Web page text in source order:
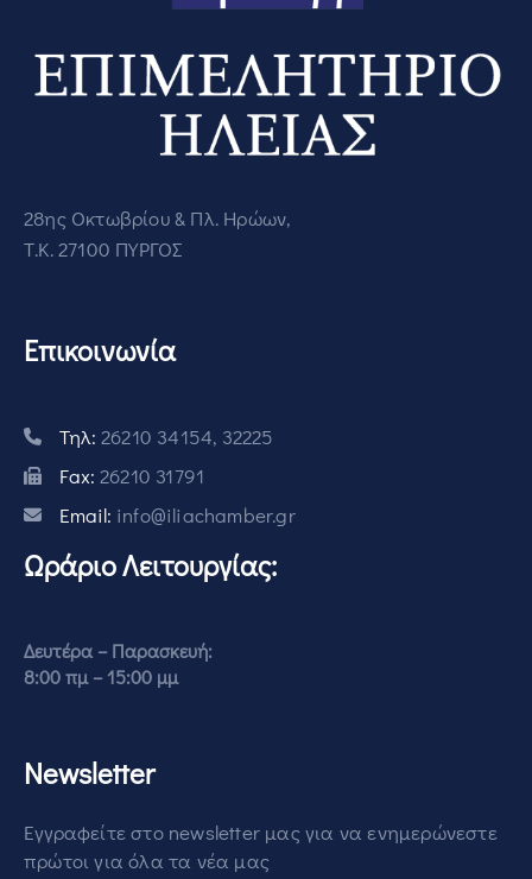
28ης Οκτωβρίου & Πλ. Ηρώων,
Τ.Κ. 27100 ΠΥΡΓΟΣ
Επικοινωνία
Τηλ: 26210 34154, 32225
Fax: 26210 31791
Email: info@iliachamber.gr
Ωράριο Λειτουργίας:
Δευτέρα – Παρασκευή:
8:00 πμ – 15:00 μμ
Newsletter
Εγγραφείτε στο newsletter μας για να ενημερώνεστε
πρώτοι για όλα τα νέα μας